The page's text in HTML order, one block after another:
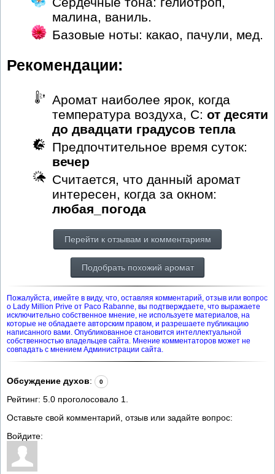
малина, ваниль.
Базовые ноты: какао, пачули, мед.
Рекомендации:
Аромат наиболее ярок, когда
температура воздуха, С: от десяти
до двадцати градусов тепла
Предпочтительное время суток:
вечер
Считается, что данный аромат
интересен, когда за окном:
любая_погода
Перейти к отзывам и комментариям
Подобрать похожий аромат
Пожалуйста, имейте в виду, что, оставляя комментарий, отзыв или вопрос
о Lady Million Prive от Paco Rabanne, вы подтверждаете, что выражаете
исключительно собственное мнение, не используете материалов, на
которые не обладаете авторским правом, и разрешаете публикацию
написанного вами. Опубликованное становится интеллектуальной
собственностью владельцев сайта. Мнение комментаторов может не
совпадать с мнением Администрации сайта.
Обсуждение духов: 0
Рейтинг: 5.0 проголосовало 1
Оставьте свой комментарий, отзыв или задайте вопрос:
Войдите: